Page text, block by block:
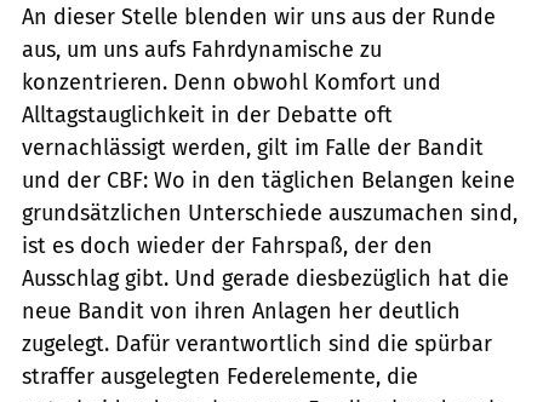
An dieser Stelle blenden wir uns aus der Runde
aus, um uns aufs Fahrdynamische zu
konzentrieren. Denn obwohl Komfort und
Alltagstauglichkeit in der Debatte oft
vernachlässigt werden, gilt im Falle der Bandit
und der CBF: Wo in den täglichen Belangen keine
grundsätzlichen Unterschiede auszumachen sind,
ist es doch wieder der Fahrspaß, der den
Ausschlag gibt. Und gerade diesbezüglich hat die
neue Bandit von ihren Anlagen her deutlich
zugelegt. Dafür verantwortlich sind die spürbar
straffer ausgelegten Federelemente, die